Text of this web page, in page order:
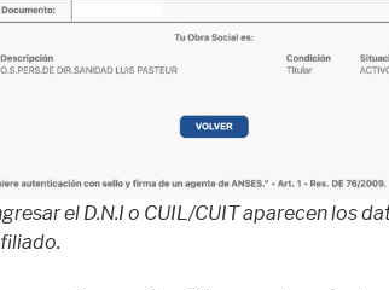
el D.N.I o CUIL/CUIT aparecen los